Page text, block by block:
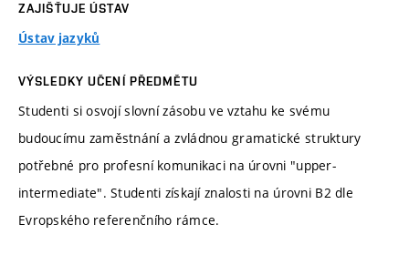
ZAJIŠŤUJE ÚSTAV
Ústav jazyků
VÝSLEDKY UČENÍ PŘEDMĚTU
Studenti si osvojí slovní zásobu ve vztahu ke svému
budoucímu zaměstnání a zvládnou gramatické struktury
potřebné pro profesní komunikaci na úrovni "upper-
intermediate". Studenti získají znalosti na úrovni B2 dle
Evropského referenčního rámce.